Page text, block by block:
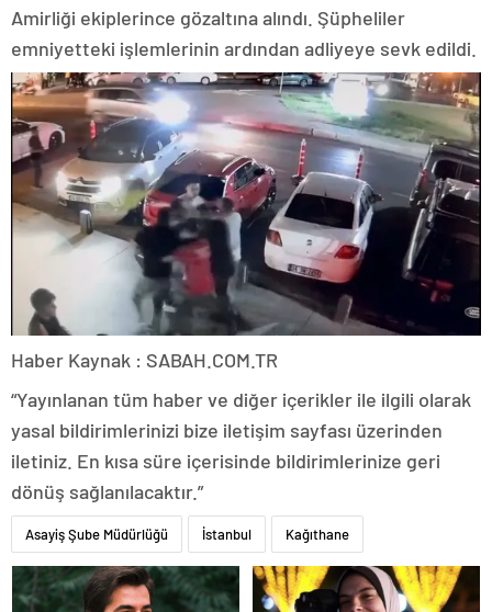
Amirliği ekiplerince gözaltına alındı. Şüpheliler
emniyetteki işlemlerinin ardından adliyeye sevk edildi.
Haber Kaynak : SABAH.COM.TR
“Yayınlanan tüm haber ve diğer içerikler ile ilgili olarak
yasal bildirimlerinizi bize iletişim sayfası üzerinden
iletiniz. En kısa süre içerisinde bildirimlerinize geri
dönüş sağlanılacaktır.”
Asayiş Şube Müdürlüğü İstanbul Kağıthane